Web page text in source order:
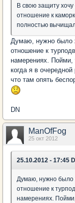
В свою защиту хочу
отношение к
полностью
Думаю, нужно было
отношение к
намерениях. Пойми,
когда я в
что там опять
DN
ManOfFog
25 окт 2012
25.10.2012 - 17:45
Думаю, нужно было
отношение к
намерениях.